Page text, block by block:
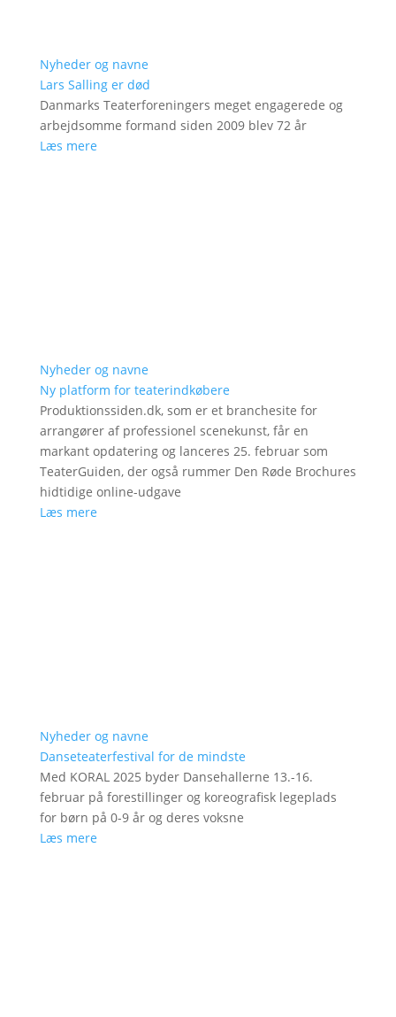
Nyheder og navne
Lars Salling er død
Danmarks Teaterforeningers meget engagerede og
arbejdsomme formand siden 2009 blev 72 år
Læs mere
Nyheder og navne
Ny platform for teaterindkøbere
Produktionssiden.dk, som er et branchesite for
arrangører af professionel scenekunst, får en
markant opdatering og lanceres 25. februar som
TeaterGuiden, der også rummer Den Røde Brochures
hidtidige online-udgave
Læs mere
Nyheder og navne
Danseteaterfestival for de mindste
Med KORAL 2025 byder Dansehallerne 13.-16.
februar på forestillinger og koreografisk legeplads
for børn på 0-9 år og deres voksne
Læs mere